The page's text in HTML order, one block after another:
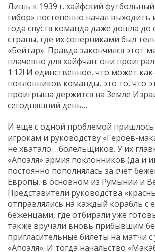
Лишь к 1939 г. хайфский
гибор» постепенно начал выходить
года спустя команда даже дошла до
страны, где их соперниками был
«Бейтар». Правда закончился этот
плачевно для хайфчан: они
1:12! И единственное, что может
поклонников команды, это то, что
проигрыша держится на Земле
сегодняшний день…
И еще с одной проблемой пришлось
игрокам и руководству «Героев-
не хватало… болельщиков. У их
«Апоэля» армия поклонников (да и
постоянно пополнялась за счет
Европы, в основном из Румынии и
Представители руководства
отправлялись на каждый корабль с
беженцами, где отбирали уже
также вручали вновь прибывшим
пригласительные билеты на матчи с
«Апоэля». И тогда начальство